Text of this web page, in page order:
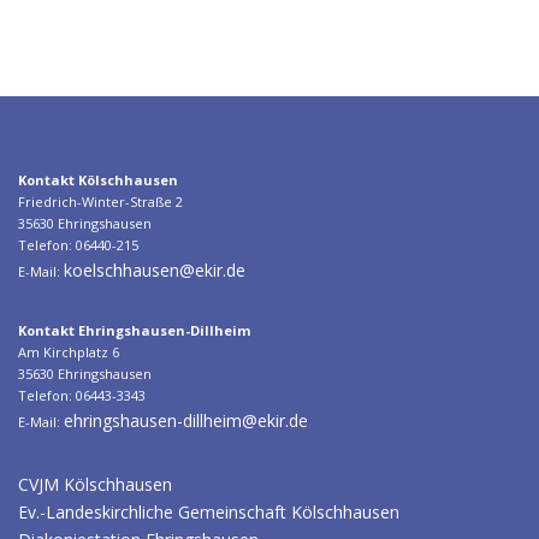
n
a
v
i
a
t
i
o
Kontakt Kölschhausen
Friedrich-Winter-Straße 2
35630 Ehringshausen
Telefon: 06440-215
E-Mail: koelschhausen@ekir.de
Kontakt Ehringshausen-Dillheim
Am Kirchplatz 6
35630 Ehringshausen
Telefon: 06443-3343
E-Mail: ehringshausen-dillheim@ekir.de
CVJM Kölschhausen
Ev.-Landeskirchliche Gemeinschaft Kölschhausen